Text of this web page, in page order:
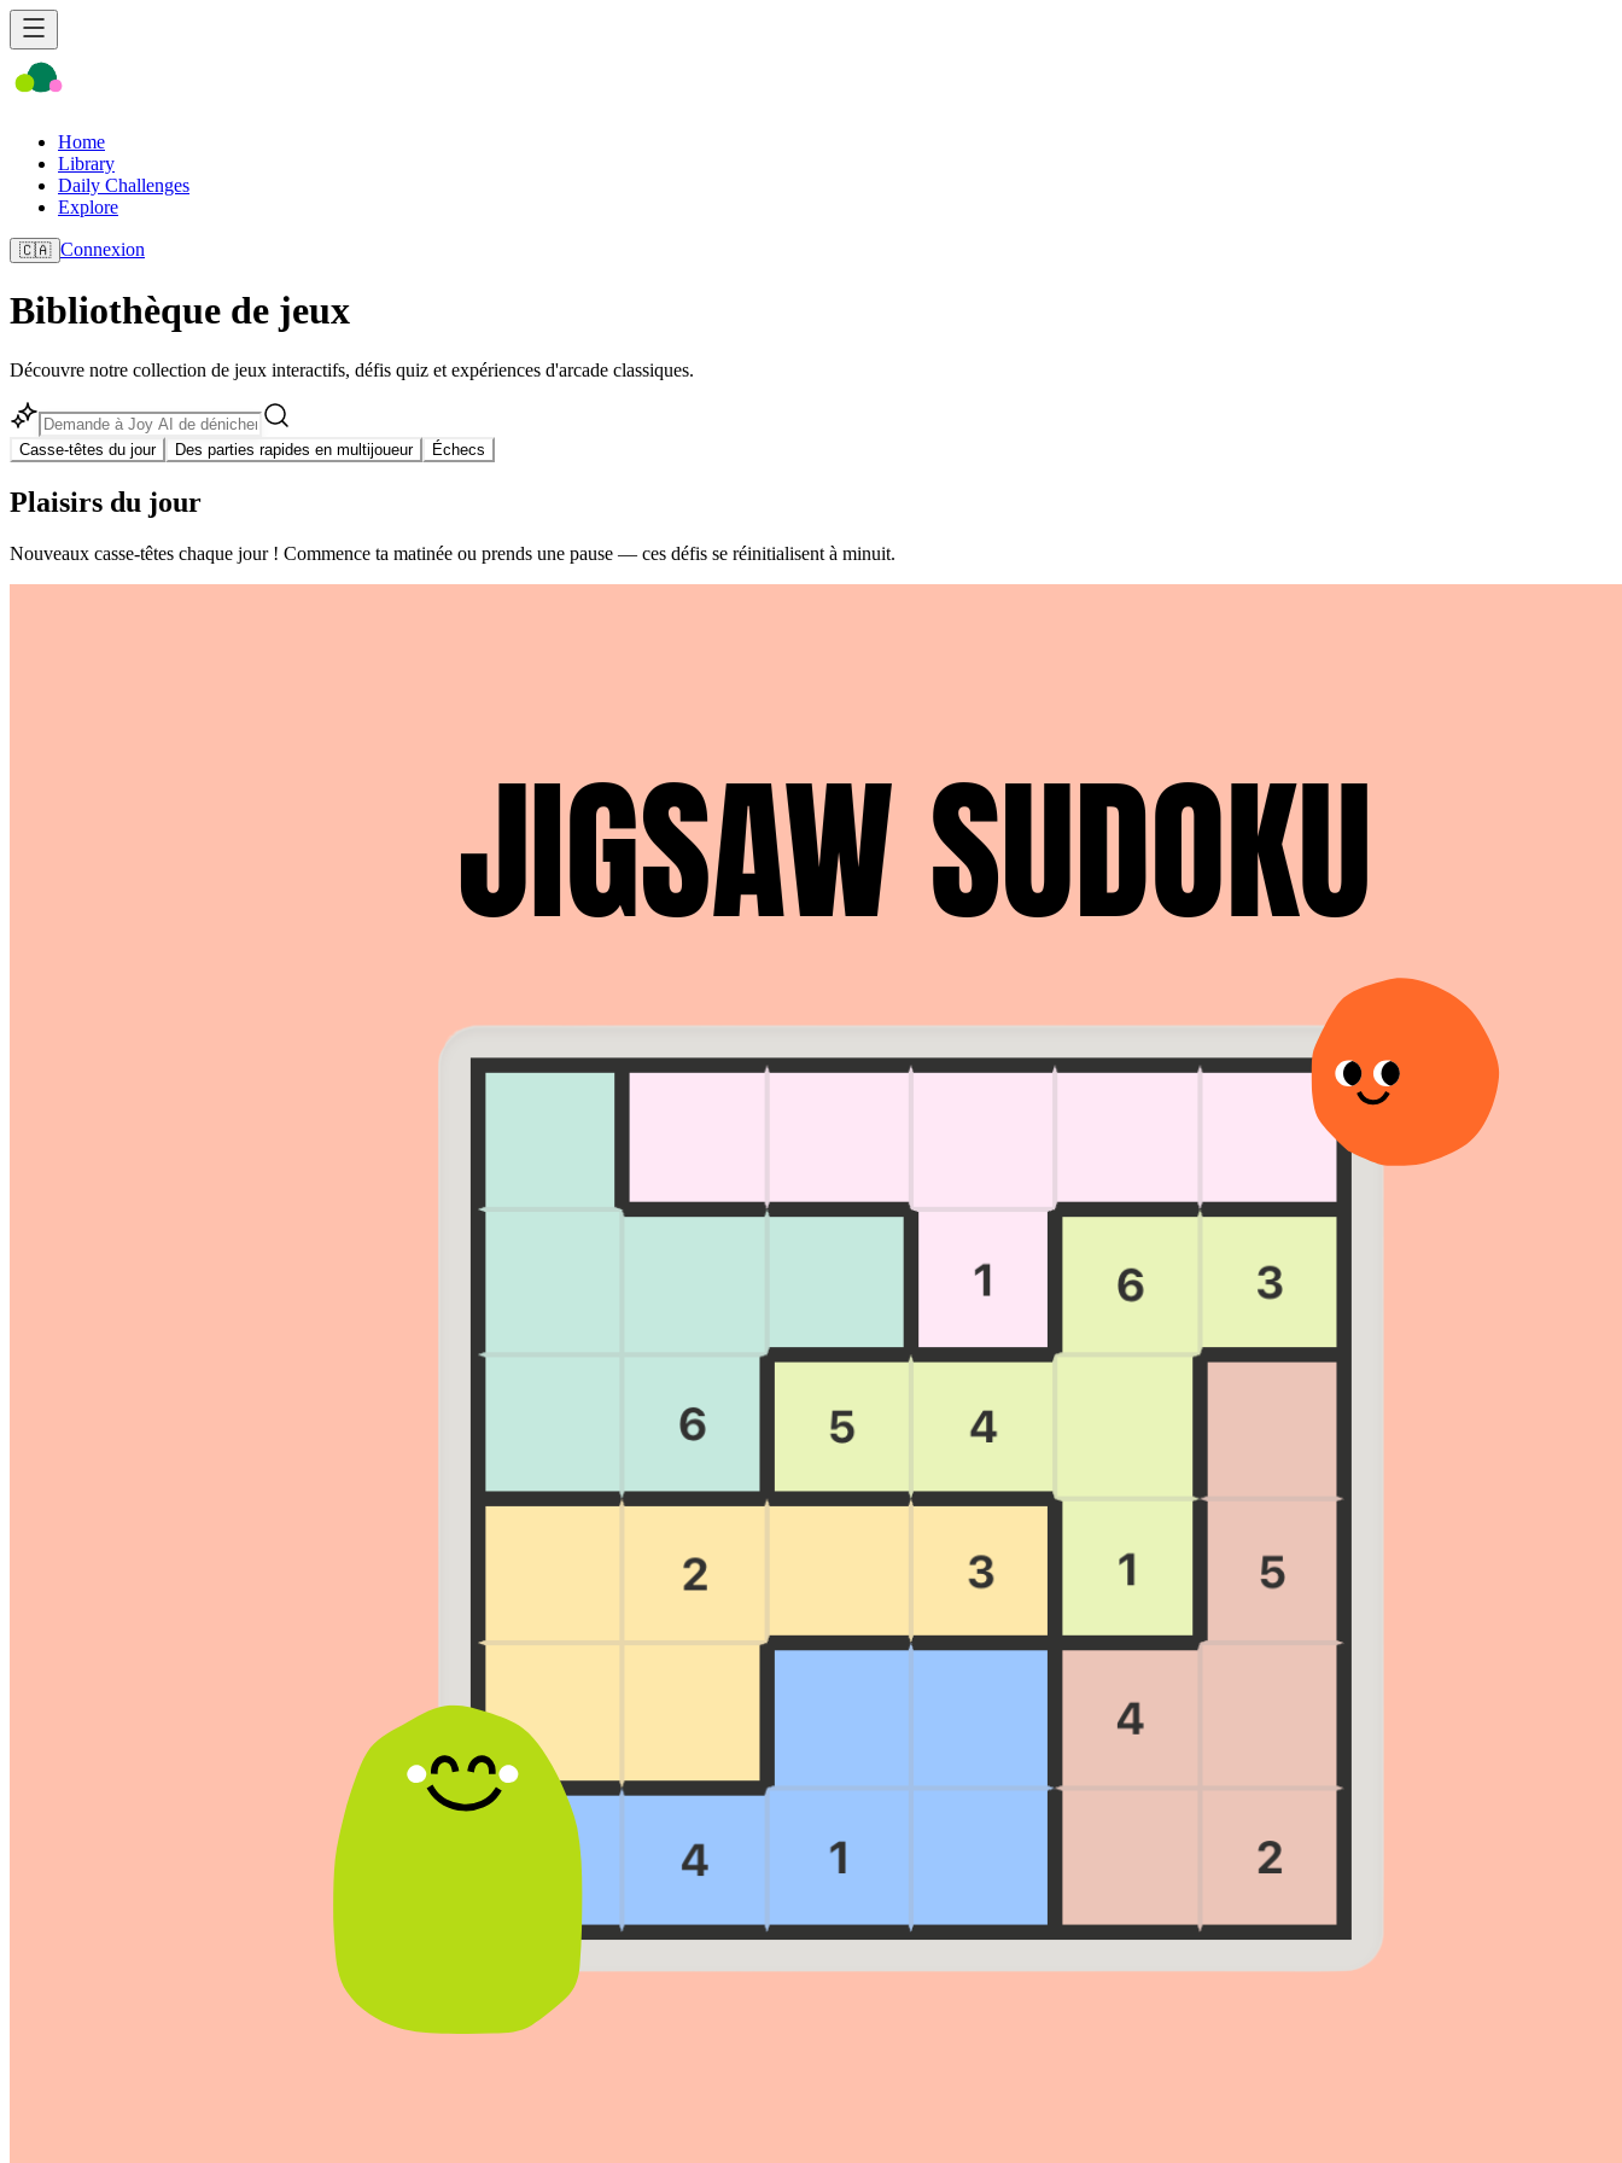
Home
Library
Daily Challenges
Explore
🇨🇦 Connexion
Bibliothèque de jeux
Découvre notre collection de jeux interactifs, défis quiz et expériences d'arcade classiques.
Casse-têtes du jour Des parties rapides en multijoueur Échecs
Plaisirs du jour
Nouveaux casse-têtes chaque jour ! Commence ta matinée ou prends une pause — ces défis se réinitialisent à minuit.